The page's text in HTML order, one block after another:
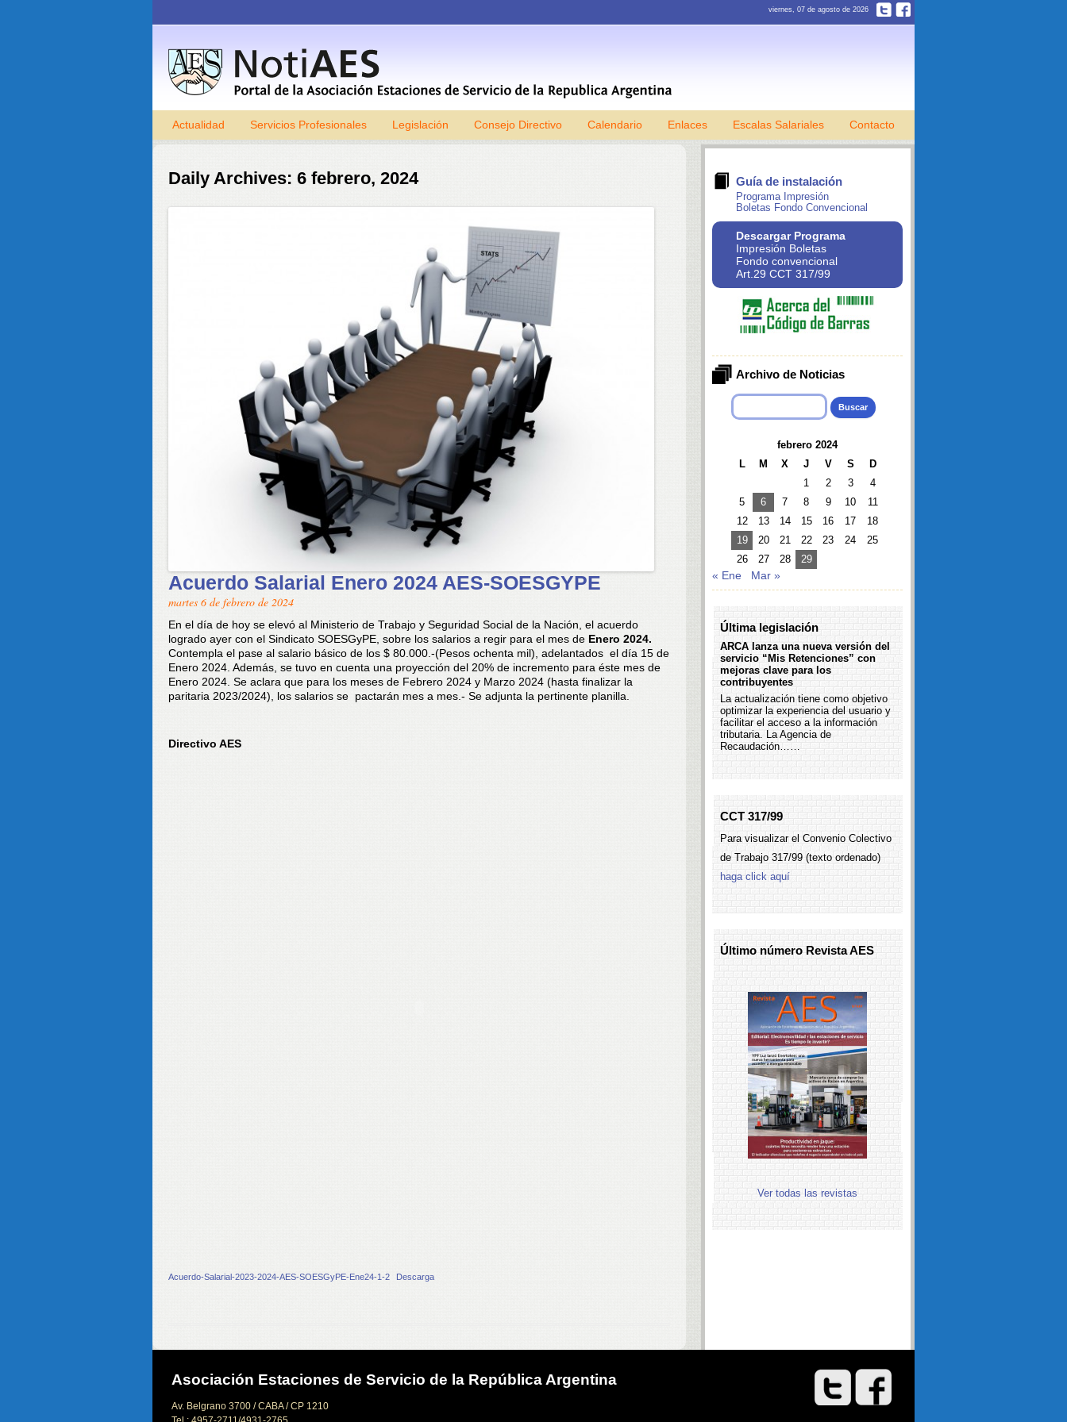
viernes, 07 de agosto de 2026
Skip to content
Actualidad Servicios Profesionales Legislación Consejo Directivo Calendario Enlaces Escalas Salariales Contacto
Daily Archives: 6 febrero, 2024
Acuerdo Salarial Enero 2024 AES-SOESGYPE
martes 6 de febrero de 2024
En el día de hoy se elevó al Ministerio de Trabajo y Seguridad Social de la Nación, el acuerdo
logrado ayer con el Sindicato SOESGyPE, sobre los salarios a regir para el mes de Enero 2024.
Contempla el pase al salario básico de los $ 80.000.-(Pesos ochenta mil), adelantados el día 15 de
Enero 2024. Además, se tuvo en cuenta una proyección del 20% de incremento para éste mes de
Enero 2024. Se aclara que para los meses de Febrero 2024 y Marzo 2024 (hasta finalizar la
paritaria 2023/2024), los salarios se pactarán mes a mes.- Se adjunta la pertinente planilla.
Directivo AES
Acuerdo-Salarial-2023-2024-AES-SOESGyPE-Ene24-1-2 Descarga
Guía de instalación
Programa Impresión
Boletas Fondo Convencional
Descargar Programa
Impresión Boletas
Fondo convencional
Art.29 CCT 317/99
Archivo de Noticias
Buscar:
febrero 2024
L
M X J V S
D
1
2 3
4
5
6 7 8 9 10
11
12
13 14 15 16 17
18
19
20 21 22 23 24
25
26
27 28 29
« Ene Mar »
Última legislación
ARCA lanza una nueva versión del
servicio “Mis Retenciones” con
mejoras clave para los
contribuyentes
La actualización tiene como objetivo
optimizar la experiencia del usuario y
facilitar el acceso a la información
tributaria. La Agencia de
Recaudación……
CCT 317/99
Para visualizar el Convenio Colectivo
de Trabajo 317/99 (texto ordenado)
haga click aquí
Último número Revista AES
Ver todas las revistas
Asociación Estaciones de Servicio de la República Argentina
Av. Belgrano 3700 / CABA / CP 1210